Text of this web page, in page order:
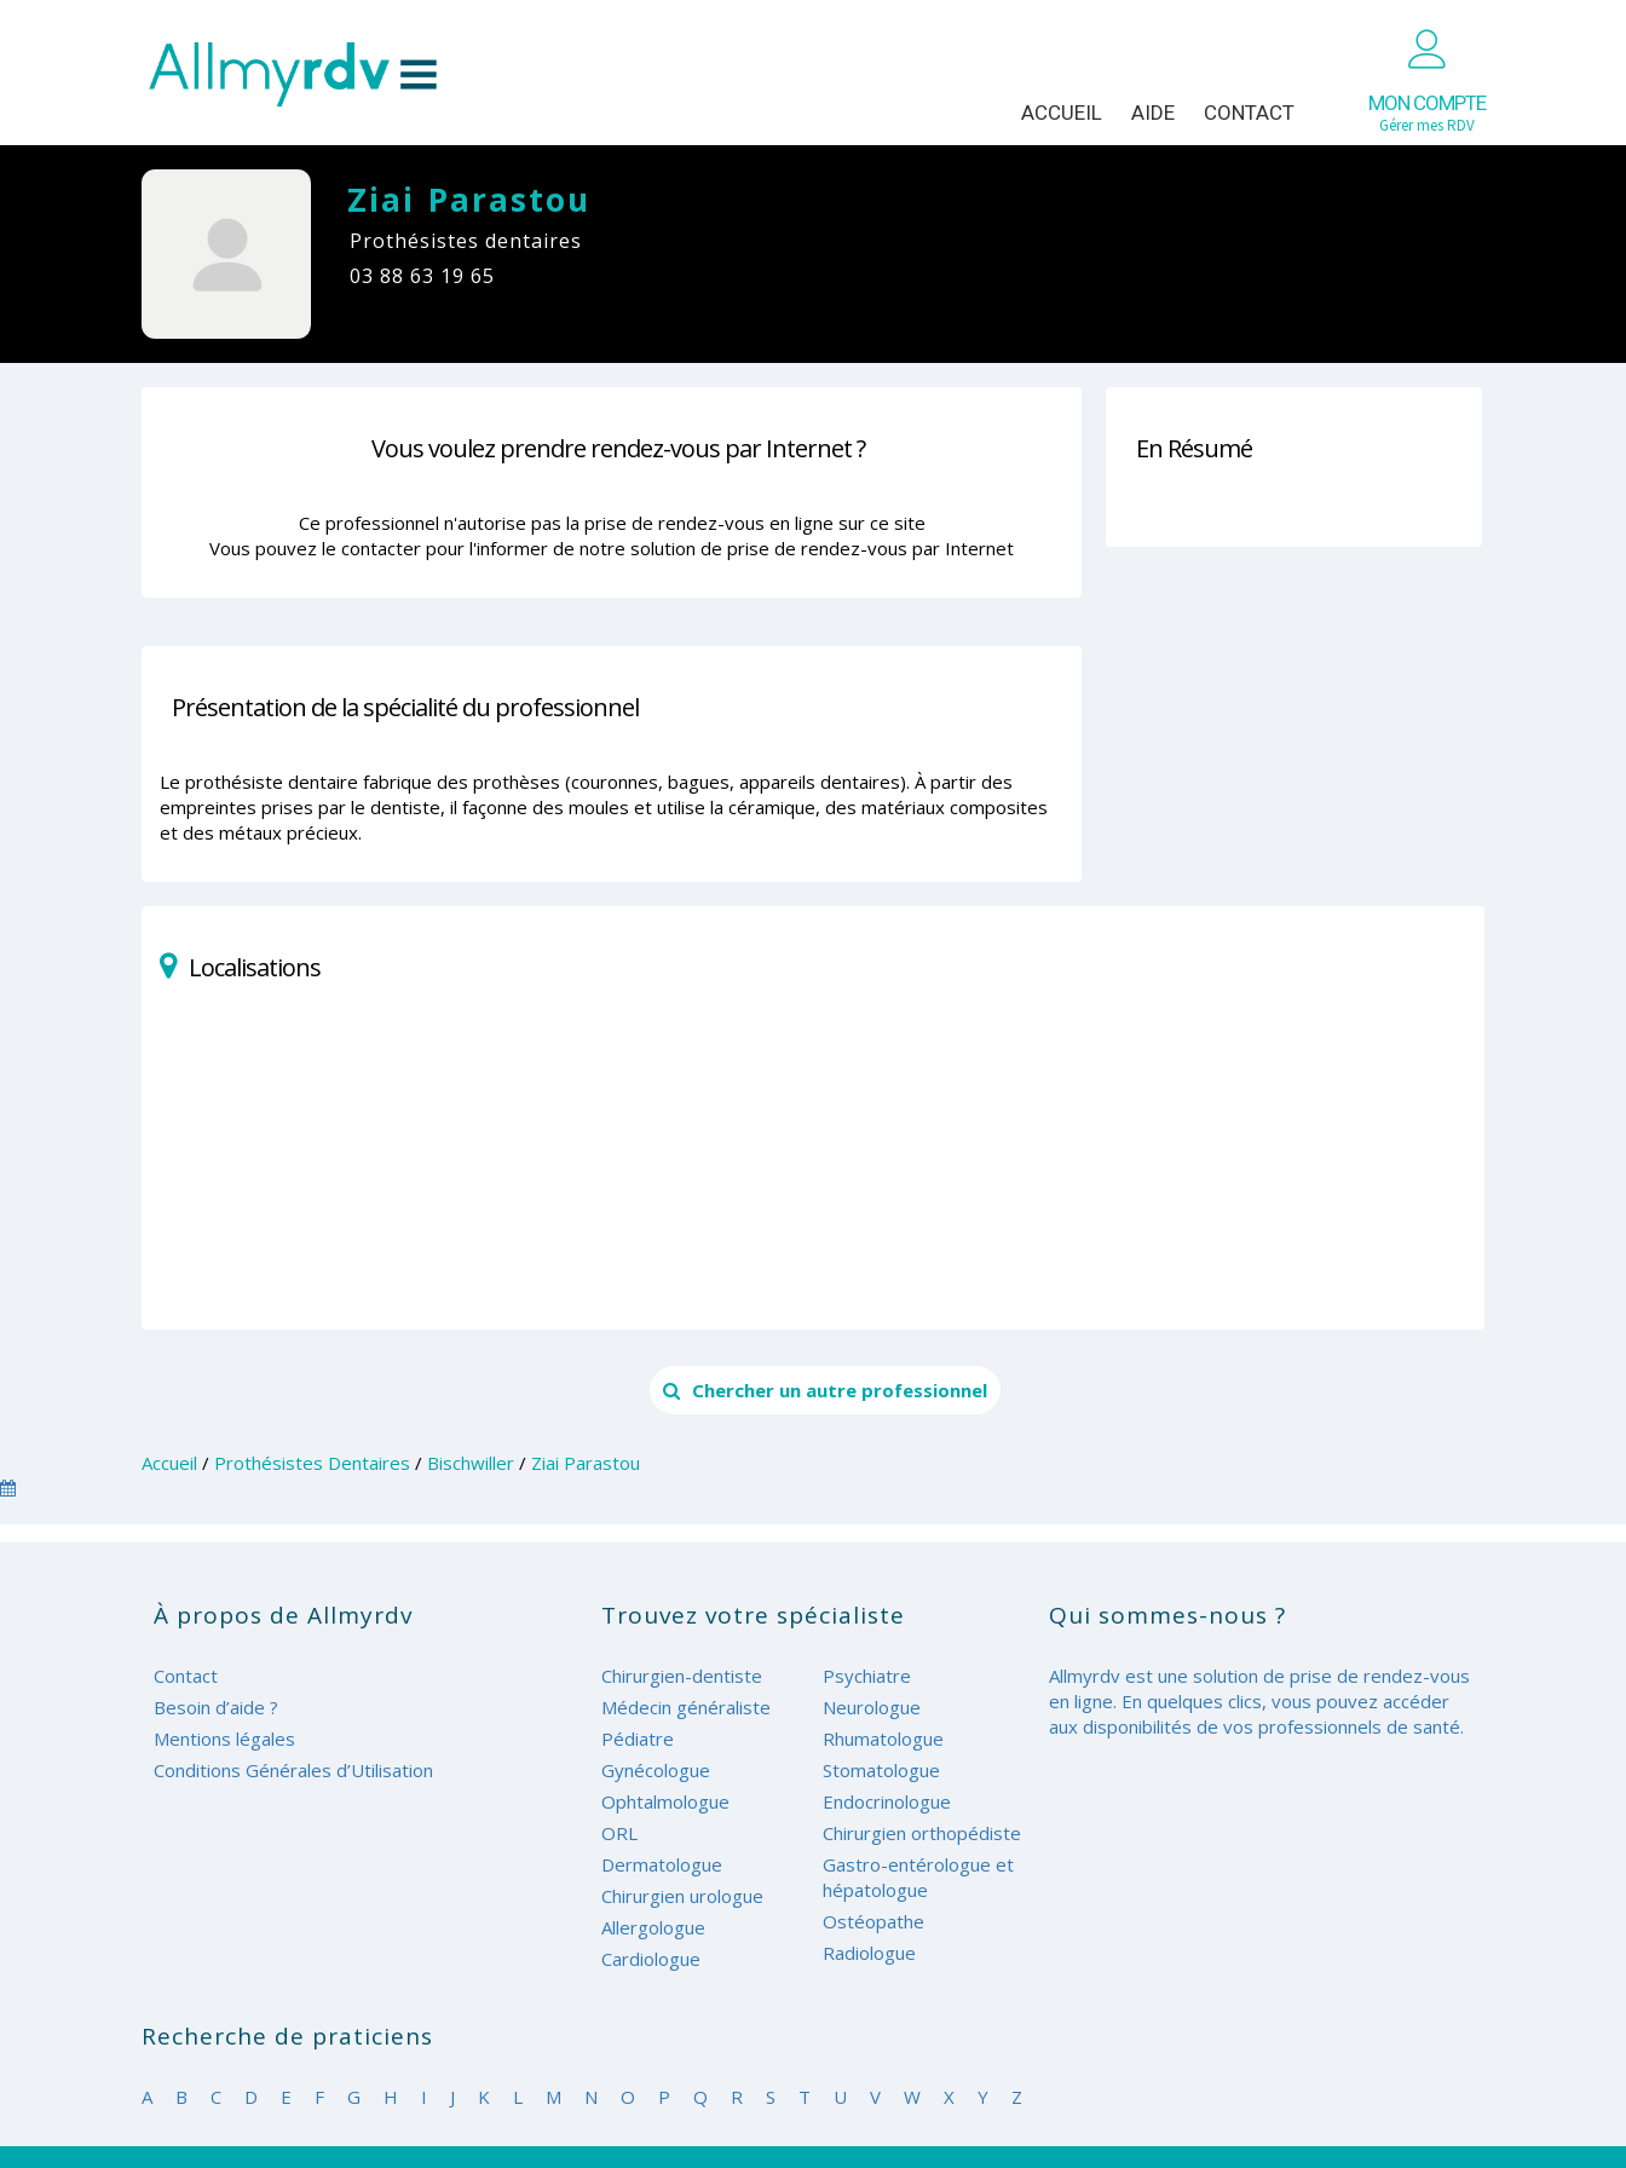
MON COMPTE
Gérer mes RDV
ACCUEIL AIDE CONTACT
Ziai Parastou
Prothésistes dentaires
03 88 63 19 65
En Résumé
Vous voulez prendre rendez-vous par Internet ?
Ce professionnel n'autorise pas la prise de rendez-vous en ligne sur ce site
Vous pouvez le contacter pour l'informer de notre solution de prise de rendez-vous par Internet
Présentation de la spécialité du professionnel
Le prothésiste dentaire fabrique des prothèses (couronnes, bagues, appareils dentaires). À partir des
empreintes prises par le dentiste, il façonne des moules et utilise la céramique, des matériaux composites
et des métaux précieux.
Localisations
Chercher un autre professionnel
Accueil / Prothésistes Dentaires / Bischwiller / Ziai Parastou
À propos de Allmyrdv
Contact
Besoin d’aide ?
Mentions légales
Conditions Générales d’Utilisation
Trouvez votre spécialiste
Chirurgien-dentiste
Médecin généraliste
Pédiatre
Gynécologue
Ophtalmologue
ORL
Dermatologue
Chirurgien urologue
Allergologue
Cardiologue
Psychiatre
Neurologue
Rhumatologue
Stomatologue
Endocrinologue
Chirurgien orthopédiste
Gastro-entérologue et
hépatologue
Ostéopathe
Radiologue
Qui sommes-nous ?
Allmyrdv est une solution de prise de rendez-vous
en ligne. En quelques clics, vous pouvez accéder
aux disponibilités de vos professionnels de santé.
Recherche de praticiens
A B C D E F G H I J K L M N O P Q R S T U V W X Y Z